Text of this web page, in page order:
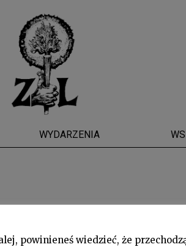
WYDARZENIA
powinieneś wiedzieć, że